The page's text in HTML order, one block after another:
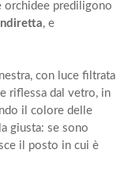
orchidee prediligono
, e
con luce filtrata
riflessa dal vetro, in
il colore delle
giusta: se sono
il posto in cui è